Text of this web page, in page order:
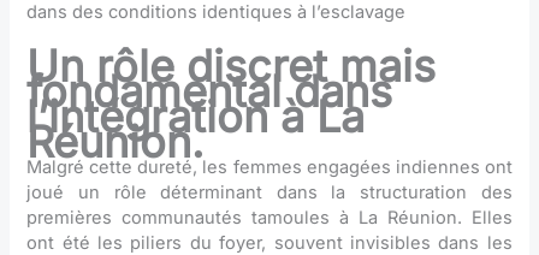
dans des conditions identiques à l’esclavage
Un rôle discret mais
fondamental dans
l’intégration à La
Réunion.
Malgré cette dureté, les femmes engagées indiennes ont
joué un rôle déterminant dans la structuration des
premières communautés tamoules à La Réunion. Elles
ont été les piliers du foyer, souvent invisibles dans les